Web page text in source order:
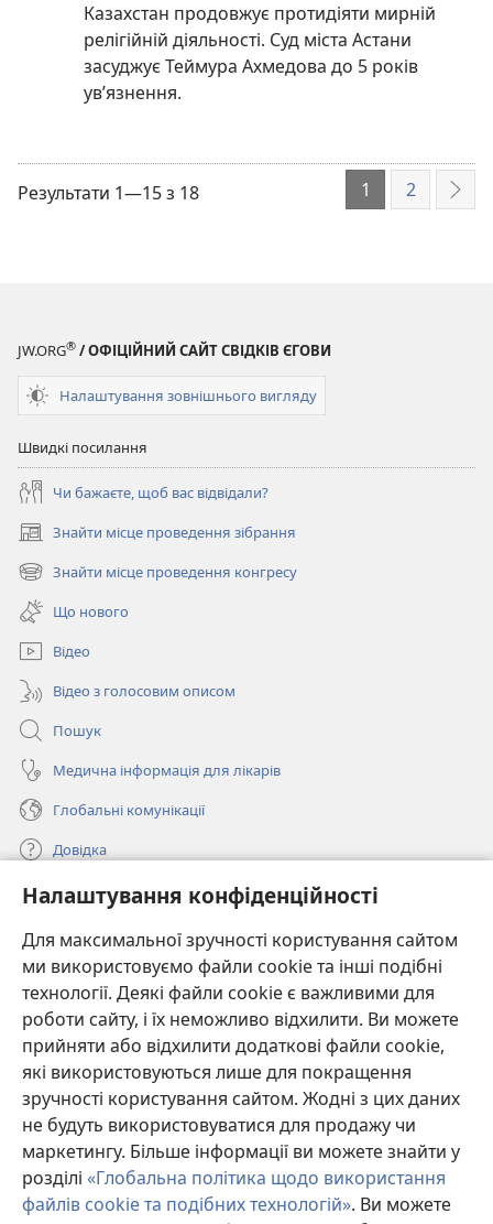
Налаштування конфіденційності
Для максимальної зручності користування сайтом
ми використовуємо файли cookie та інші подібні
технології. Деякі файли cookie є важливими для
роботи сайту, і їх неможливо відхилити. Ви можете
прийняти або відхилити додаткові файли cookie,
які використовуються лише для покращення
зручності користування сайтом. Жодні з цих даних
не будуть використовуватися для продажу чи
маркетингу. Більше інформації ви можете знайти у
розділі «Глобальна політика щодо використання
файлів cookie та подібних технологій». Ви можете
Казахстан продовжує протидіяти мирній
релігійній діяльності. Суд міста Астани
засуджує Теймура Ахмедова до 5 років
ув’язнення.
Результати 1—15 з 18 1 2 Далі
JW.ORG® / ОФІЦІЙНИЙ САЙТ СВІДКІВ ЄГОВИ
Налаштування зовнішнього вигляду
Швидкі посилання
Чи бажаєте, щоб вас відвідали?
Знайти місце проведення зібрання
(відкривається
у
новому
вікні)
Знайти місце проведення конгресу
(відкривається
новому
вікні)
Що нового
Відео
Відео з голосовим описом
Пошук
Медична інформація для лікарів
Глобальні комунікації
Довідка
Пожертви
(відкривається
у
новому
вікні)
ОНЛАЙН-БІБЛІОТЕКА Товариства «Вартова башта»™
(відкривається
у
новому
вікні)
JW Hub ®
(відкривається
у
новомуJW Library
Watchtower Library